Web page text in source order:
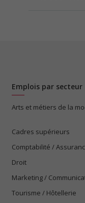
Emplois par secteur
Arts et métiers de la
Cadres supérieurs
Comptabilité /
Droit
Marketing /
Tourisme / Hôtellerie